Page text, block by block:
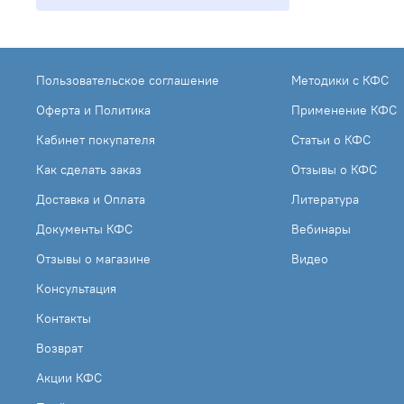
Пользовательское соглашение
Оферта и Политика
Кабинет покупателя
Как сделать заказ
Доставка и Оплата
Документы КФС
Отзывы о магазине
Консультация
Контакты
Возврат
Акции КФС
Методики с КФС
Применение КФС
Статьи о КФС
Отзывы о КФС
Литература
Вебинары
Видео